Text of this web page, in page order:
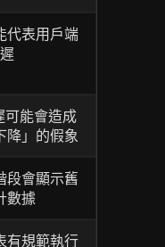
代表用戶端
可能會造成
降」的假象
段會顯示舊
數據
有規範執行